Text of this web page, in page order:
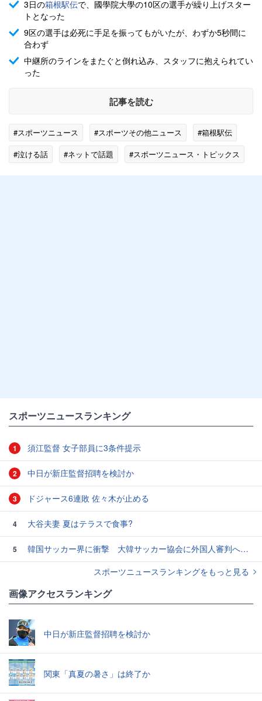
3日の箱根駅伝で、國學院大學の10区の選手が繰り上げスター
トとなった
9区の選手は必死に手足を振ってもがいたが、わずか5秒間に
合わず
中継所のラインをまたぐと倒れ込み、スタッフに抱えられてい
った
記事を読む
#スポーツニュース #スポーツその他ニュース
#箱根駅伝
#泣ける話
#ネットで話題 #スポーツニュース・トピックス
スポーツニュースランキング
1 須江監督 女子部員に3条件提示
2 中日が新庄監督招聘を検討か
3 ドジャース6連敗 佐々木が止める
4 大谷夫妻 夏はテラスで食事?
5
韓国サッカー界に衝撃 大韓サッカー協会に外国人審判への“性的接待”疑惑 韓国メディアが報道
スポーツニュースランキングをもっと見る
画像アクセスランキング
中日が新庄監督招聘を検討か
関東「真夏の暑さ」は終了か